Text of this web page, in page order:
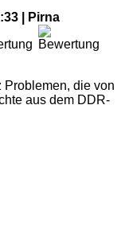
| Pirna
Problemen, die von
aus dem DDR-